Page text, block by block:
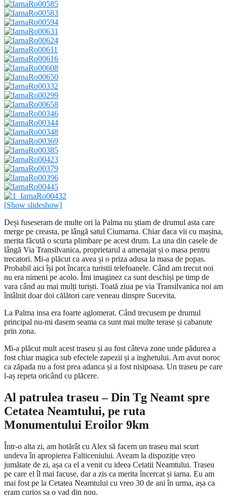
[Show slideshow]
Deși fuseseram de multe ori la Palma nu știam de drumul asta care
merge pe creasta, pe lângă satul Ciumarna. Chiar daca vii cu mașina,
merita făcută o scurta plimbare pe acest drum. La una din casele de
lângă Via Transilvanica, proprietarul a amenajat și o masa pentru
trecatori. Mi-a plăcut ca avea și o priza adusa la masa de popas.
Probabil aici își pot încarca turistii telefoanele. Când am trecut noi
nu era nimeni pe acolo. Îmi imaginez ca sunt deschiși pe timp de
vara când au mai mulți turiști. Toată ziua pe via Transilvanica noi am
întâlnit doar doi călători care veneau dinspre Sucevita.
La Palma insa era foarte aglomerat. Când trecusem pe drumul
principal nu-mi dasem seama ca sunt mai multe terase și cabanute
prin zona.
Mi-a plăcut mult acest traseu și au fost câteva zone unde pădurea a
fost chiar magica sub efectele zapezii și a inghetului. Am avut noroc
ca zăpada nu a fost prea adanca și a fost nisipoasa. Un traseu pe care
l-aș repeta oricând cu plăcere.
Al patrulea traseu – Din Tg Neamt spre
Cetatea Neamtului, pe ruta
Monumentului Eroilor 9km
Într-o alta zi, am hotărât cu Alex să facem un traseu mai scurt
undeva în apropierea Falticeniului. Aveam la dispoziție vreo
jumătate de zi, așa ca el a venit cu ideea Cetatii Neamtului. Traseu
pe care el îl mai facuse, dar a zis ca merita încercat și iarna. Eu am
mai fost pe la Cetatea Neamtului cu vreo 30 de ani în urma, așa ca
eram curios sa o vad din nou.